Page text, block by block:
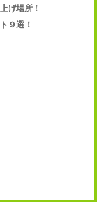
げ場所！
９選！